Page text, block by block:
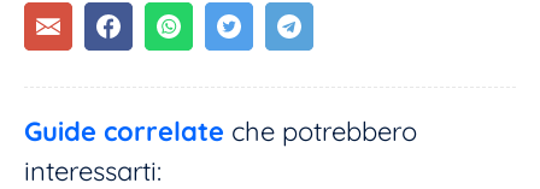
Guide correlate che potrebbero
interessarti: